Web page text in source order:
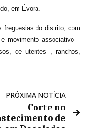
em Évora.
freguesias do distrito, com
movimento associativo –
de utentes , ranchos,
PRÓXIMA NOTÍCIA
Corte no
de